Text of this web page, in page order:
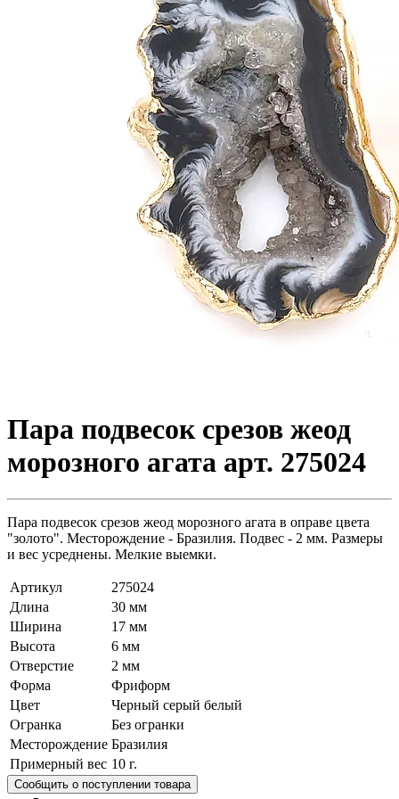
Пара подвесок срезов жеод
морозного агата арт. 275024
Пара подвесок срезов жеод морозного агата в оправе цвета
"золото". Месторождение - Бразилия. Подвес - 2 мм. Размеры
и вес усреднены. Мелкие выемки.
Артикул
275024
Длина
30 мм
Ширина
17 мм
Высота
6 мм
Отверстие
2 мм
Форма
Фриформ
Цвет
Черный серый белый
Огранка
Без огранки
Месторождение Бразилия
Примерный вес 10 г.
Сообщить о поступлении товара